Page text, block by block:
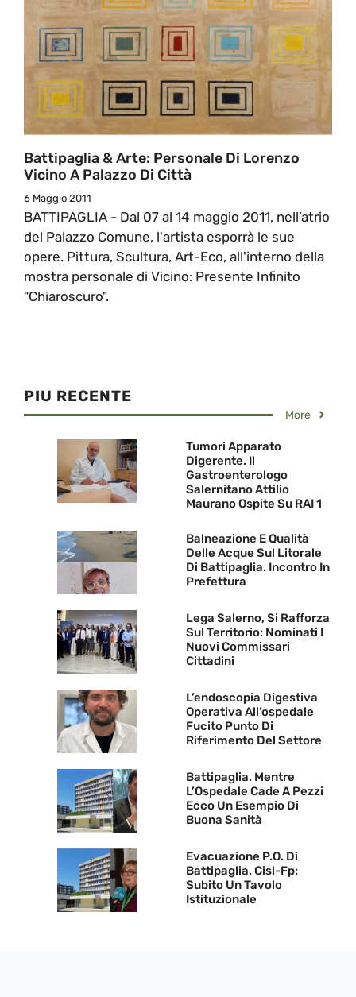
Battipaglia & Arte: Personale Di Lorenzo
Vicino A Palazzo Di Città
6 Maggio 2011
BATTIPAGLIA - Dal 07 al 14 maggio 2011, nell’atrio
del Palazzo Comune, l'artista esporrà le sue
opere. Pittura, Scultura, Art-Eco, all'interno della
mostra personale di Vicino: Presente Infinito
"Chiaroscuro".
PIU RECENTE
More
Tumori Apparato
Digerente. Il
Gastroenterologo
Salernitano Attilio
Maurano Ospite Su RAI 1
Balneazione E Qualità
Delle Acque Sul Litorale
Di Battipaglia. Incontro In
Prefettura
Lega Salerno, Si Rafforza
Sul Territorio: Nominati I
Nuovi Commissari
Cittadini
L’endoscopia Digestiva
Operativa All’ospedale
Fucito Punto Di
Riferimento Del Settore
Battipaglia. Mentre
L’Ospedale Cade A Pezzi
Ecco Un Esempio Di
Buona Sanità
Evacuazione P.O. Di
Battipaglia. Cisl-Fp:
Subito Un Tavolo
Istituzionale